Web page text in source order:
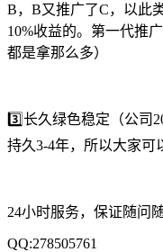
B，B又推广了C，以此
10%收益的。第一代推
都是拿那么多）
3️⃣长久绿色稳定（公司
持久3-4年，所以大家可
24小时服务，保证随问
QQ:278505761